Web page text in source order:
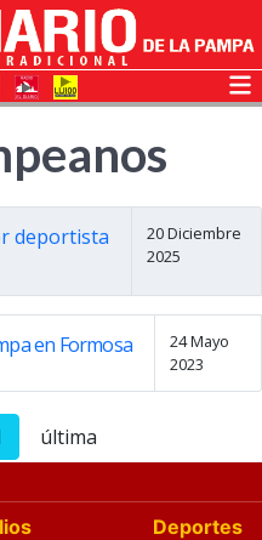
deportista
20 Diciembre
2025
en Formosa
24 Mayo
2023
última
Deportes